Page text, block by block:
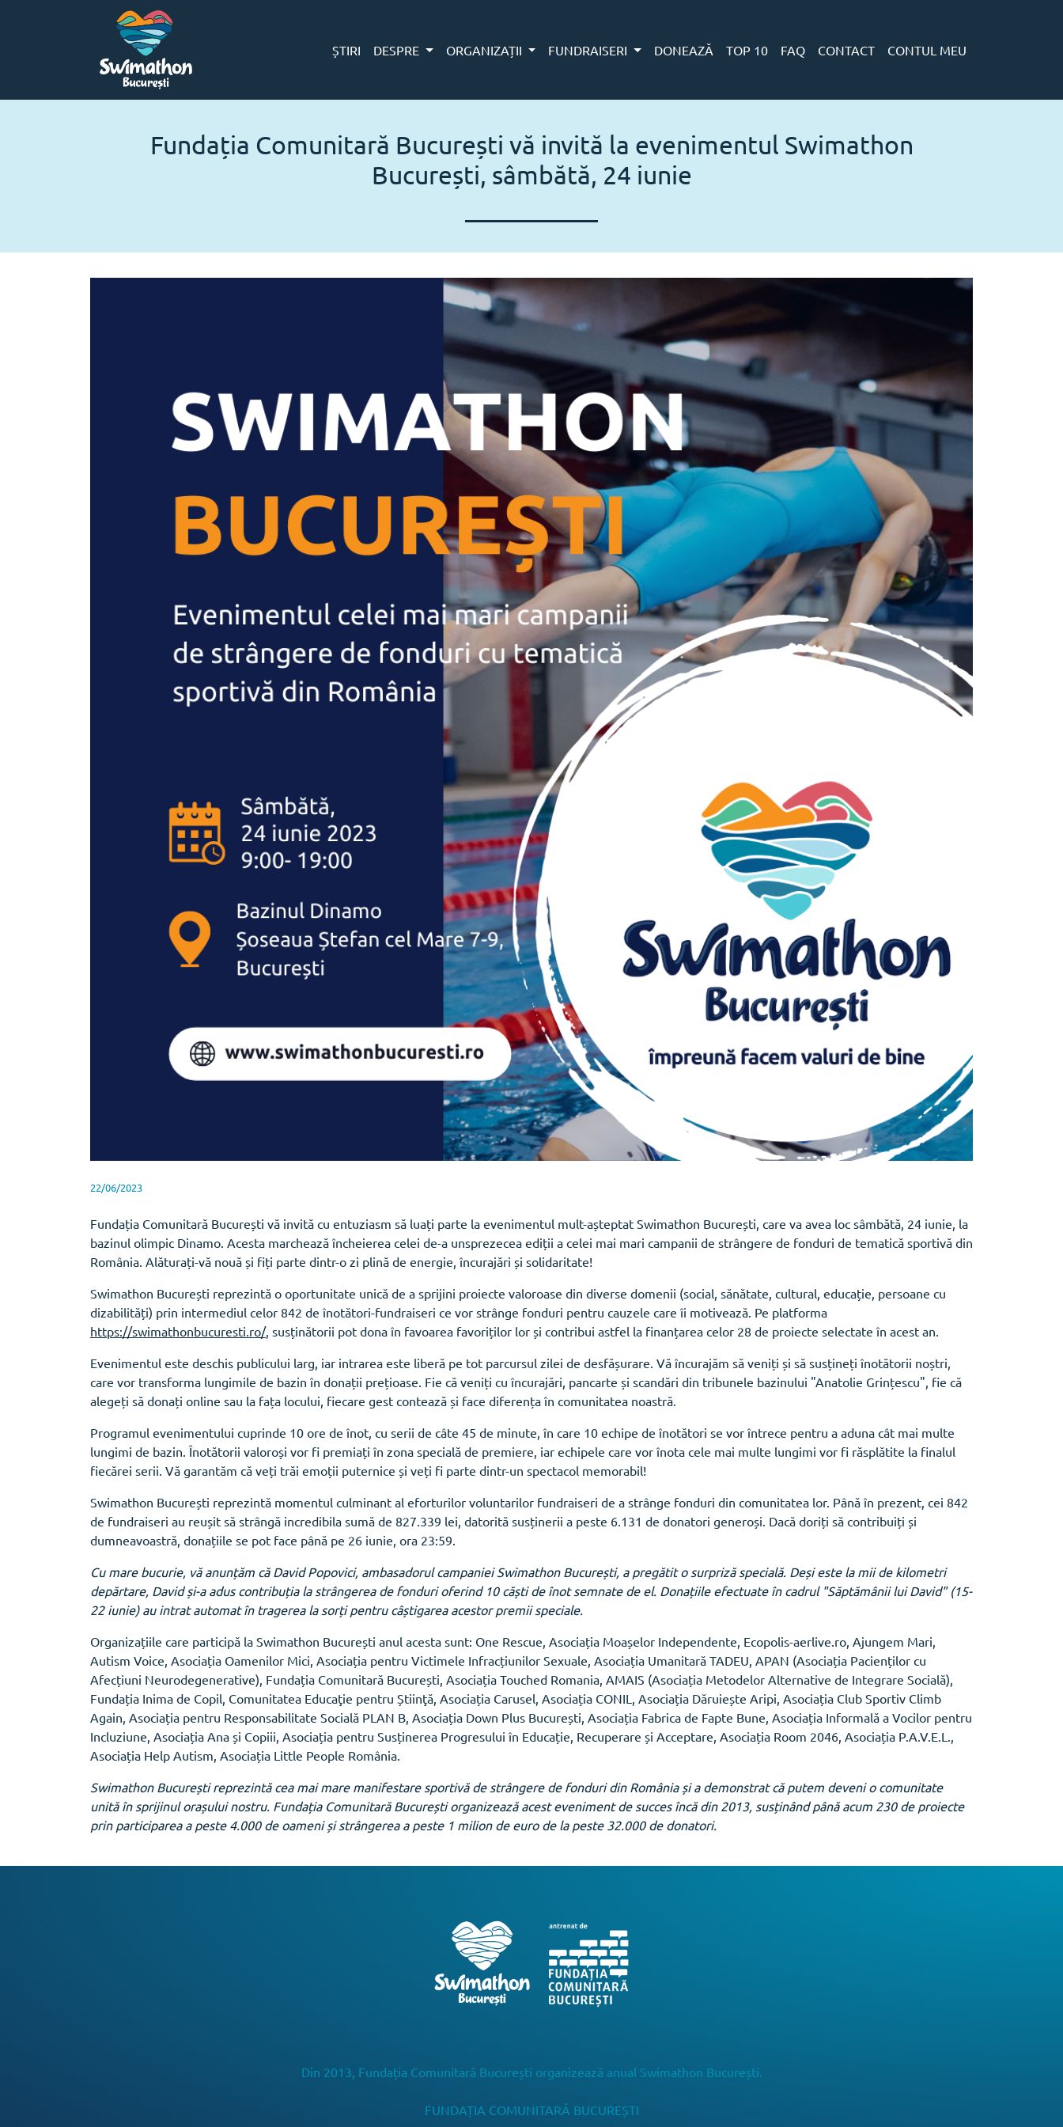
ȘTIRI DESPRE ORGANIZAȚII FUNDRAISERI DONEAZĂ TOP 10 FAQ CONTACT CONTUL MEU
Fundația Comunitară București vă invită la evenimentul Swimathon
București, sâmbătă, 24 iunie
22/06/2023
Fundația Comunitară București vă invită cu entuziasm să luați parte la evenimentul mult-așteptat Swimathon București, care va avea loc sâmbătă, 24 iunie, la
bazinul olimpic Dinamo. Acesta marchează încheierea celei de-a unsprezecea ediții a celei mai mari campanii de strângere de fonduri de tematică sportivă din
România. Alăturați-vă nouă și fiți parte dintr-o zi plină de energie, încurajări și solidaritate!
Swimathon București reprezintă o oportunitate unică de a sprijini proiecte valoroase din diverse domenii (social, sănătate, cultural, educație, persoane cu
dizabilități) prin intermediul celor 842 de înotători-fundraiseri ce vor strânge fonduri pentru cauzele care îi motivează. Pe platforma
https://swimathonbucuresti.ro/, susținătorii pot dona în favoarea favoriților lor și contribui astfel la finanțarea celor 28 de proiecte selectate în acest an.
Evenimentul este deschis publicului larg, iar intrarea este liberă pe tot parcursul zilei de desfășurare. Vă încurajăm să veniți și să susțineți înotătorii noștri,
care vor transforma lungimile de bazin în donații prețioase. Fie că veniți cu încurajări, pancarte și scandări din tribunele bazinului "Anatolie Grințescu", fie că
alegeți să donați online sau la fața locului, fiecare gest contează și face diferența în comunitatea noastră.
Programul evenimentului cuprinde 10 ore de înot, cu serii de câte 45 de minute, în care 10 echipe de înotători se vor întrece pentru a aduna cât mai multe
lungimi de bazin. Înotătorii valoroși vor fi premiați în zona specială de premiere, iar echipele care vor înota cele mai multe lungimi vor fi răsplătite la finalul
fiecărei serii. Vă garantăm că veți trăi emoții puternice și veți fi parte dintr-un spectacol memorabil!
Swimathon București reprezintă momentul culminant al eforturilor voluntarilor fundraiseri de a strânge fonduri din comunitatea lor. Până în prezent, cei 842
de fundraiseri au reușit să strângă incredibila sumă de 827.339 lei, datorită susținerii a peste 6.131 de donatori generoși. Dacă doriți să contribuiți și
dumneavoastră, donațiile se pot face până pe 26 iunie, ora 23:59.
Cu mare bucurie, vă anunțăm că David Popovici, ambasadorul campaniei Swimathon București, a pregătit o surpriză specială. Deși este la mii de kilometri
depărtare, David și-a adus contribuția la strângerea de fonduri oferind 10 căști de înot semnate de el. Donațiile efectuate în cadrul "Săptămânii lui David" (15-
22 iunie) au intrat automat în tragerea la sorți pentru câștigarea acestor premii speciale.
Organizațiile care participă la Swimathon București anul acesta sunt: One Rescue, Asociația Moașelor Independente, Ecopolis-aerlive.ro, Ajungem Mari,
Autism Voice, Asociația Oamenilor Mici, Asociația pentru Victimele Infracțiunilor Sexuale, Asociația Umanitară TADEU, APAN (Asociația Pacienților cu
Afecțiuni Neurodegenerative), Fundația Comunitară București, Asociația Touched Romania, AMAIS (Asociația Metodelor Alternative de Integrare Socială),
Fundația Inima de Copil, Comunitatea Educaţie pentru Știinţă, Asociația Carusel, Asociația CONIL, Asociația Dăruiește Aripi, Asociația Club Sportiv Climb
Again, Asociația pentru Responsabilitate Socială PLAN B, Asociația Down Plus București, Asociația Fabrica de Fapte Bune, Asociația Informală a Vocilor pentru
Incluziune, Asociația Ana și Copiii, Asociația pentru Susținerea Progresului în Educație, Recuperare și Acceptare, Asociația Room 2046, Asociația P.A.V.E.L.,
Asociația Help Autism, Asociația Little People România.
Swimathon București reprezintă cea mai mare manifestare sportivă de strângere de fonduri din România și a demonstrat că putem deveni o comunitate
unită în sprijinul orașului nostru. Fundația Comunitară București organizează acest eveniment de succes încă din 2013, susținând până acum 230 de proiecte
prin participarea a peste 4.000 de oameni și strângerea a peste 1 milion de euro de la peste 32.000 de donatori.
Din 2013, Fundația Comunitară București organizează anual Swimathon București.
FUNDAȚIA COMUNITARĂ BUCUREȘTI